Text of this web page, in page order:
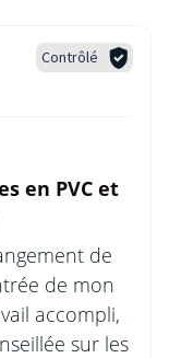
Contrôlé
en PVC et
de
de mon
accompli,
sur les